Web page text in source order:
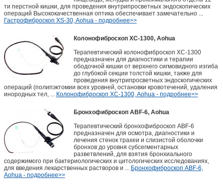
ти перстной кишки, для проведения внутрипросветных эндоскопических
операций Высококачественная оптика обеспечивает замечательно ...
Гастрофиброскоп XS-30, Aohua - подробнее>>
Колонофиброскоп XC-1300, Aohua
Терапевтический колонофиброскоп ХС-1300
предназначен для диагностики и терапии
ободочной кишки от верхнего сигмовидного изгиба
до глубокой секции толстой кишки, также для
проведения внутрипросветных эндоскопических
операций (полипэктомии всех уровней, остановки кровотечений, удаления
инородных тел, ... Колонофиброскоп XC-1300, Aohua - подробнее>>
Бронхофиброскоп ABF-6, Aohua
Терапевтический бронхофиброскоп ABF-6
предназначен для осмотра, диагностики и
лечения стенок трахеи и слизистой оболочки
бронхов до уровня субсегментарных
разветвлений, для взятия бронхиального
содержимого при бактериологических и цитологических исследованиях,
для введения лекарственных растворов и ... Бронхофиброскоп ABF-6,
Aohua - подробнее>>